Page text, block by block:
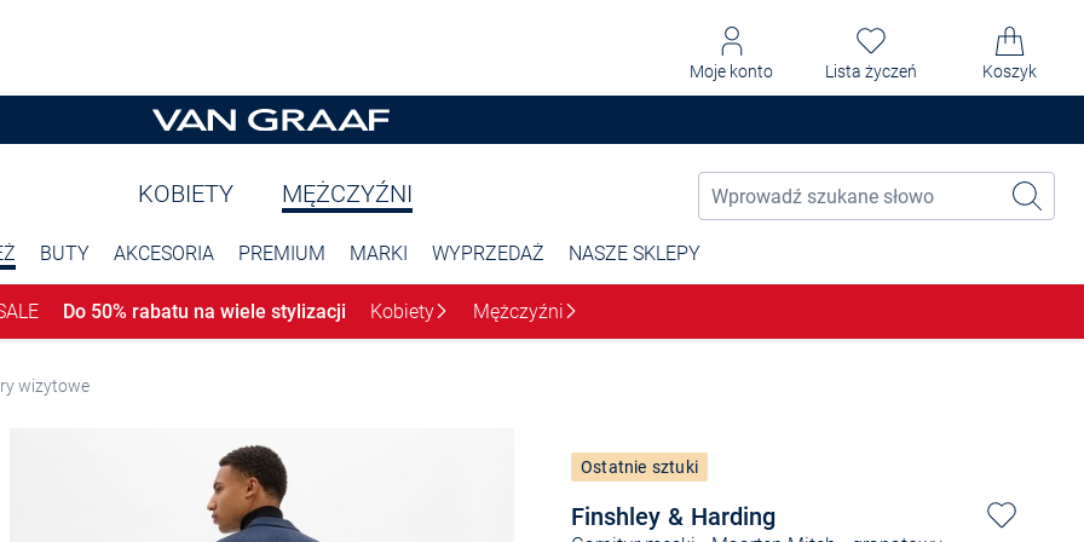
Moje konto Lista życzeń Koszyk
KOBIETY MĘŻCZYŹNI
BUTY AKCESORIA PREMIUM MARKI WYPRZEDAŻ NASZE SKLEPY
Do 50% rabatu na wiele stylizacji Kobiety Mężczyźni
wizytowe
Finshley & Harding
Ostatnie sztuki